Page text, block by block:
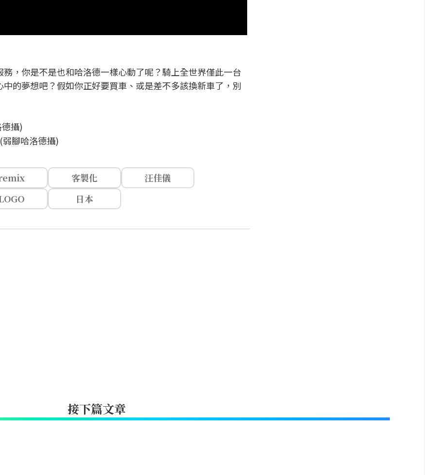
，你是不是也和哈洛德一樣心動了呢？騎上全世界僅此一台
的夢想吧？假如你正好要買車、或是差不多該換新車了，別
腳哈洛德攝)
客製化
汪佳儀
日本
接下篇文章